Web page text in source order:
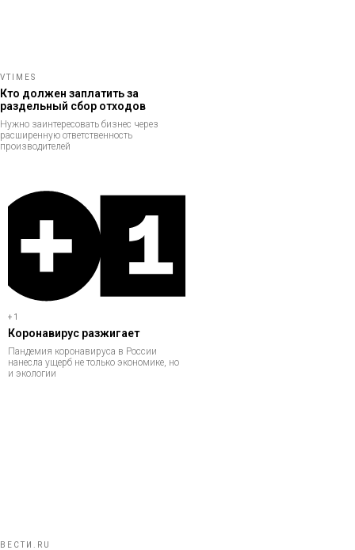
VTIMES
Кто должен заплатить за
раздельный сбор отходов
Нужно заинтересовать бизнес через
расширенную ответственность
производителей
+1
Коронавирус разжигает
Пандемия коронавируса в России
нанесла ущерб не только экономике, но
и экологии
ВЕСТИ.RU